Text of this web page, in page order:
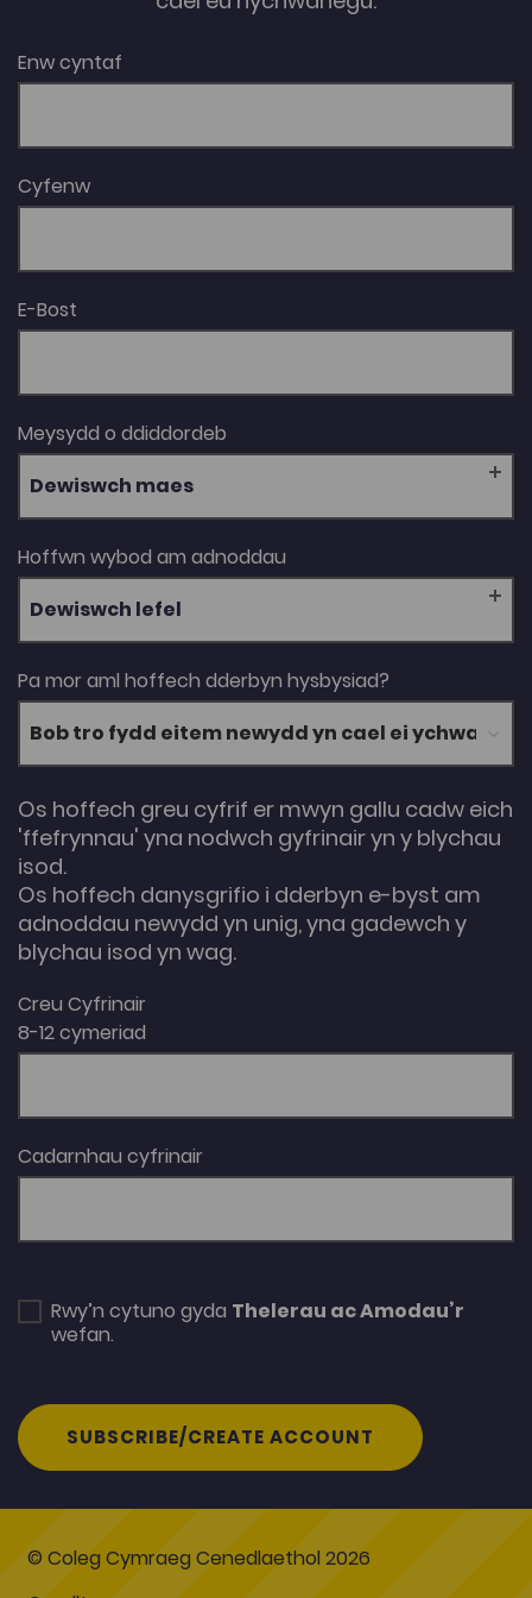
Enw cyntaf
Cyfenw
E-Bost
Meysydd o ddiddordeb
Dewiswch maes
Hoffwn wybod am adnoddau
Dewiswch lefel
Pa mor aml hoffech dderbyn hysbysiad?
Os hoffech greu cyfrif er mwyn gallu cadw eich
'ffefrynnau' yna nodwch gyfrinair yn y blychau
isod.
Os hoffech danysgrifio i dderbyn e-byst am
adnoddau newydd yn unig, yna gadewch y
blychau isod yn wag.
Creu Cyfrinair
8-12 cymeriad
Cadarnhau cyfrinair
Rwy’n cytuno gyda Thelerau ac Amodau’r
wefan.
SUBSCRIBE/CREATE ACCOUNT
© Coleg Cymraeg Cenedlaethol 2026